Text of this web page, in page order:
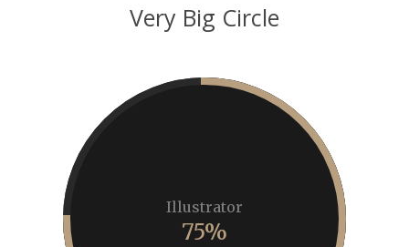
Very Big Circle
Illustrator
75%